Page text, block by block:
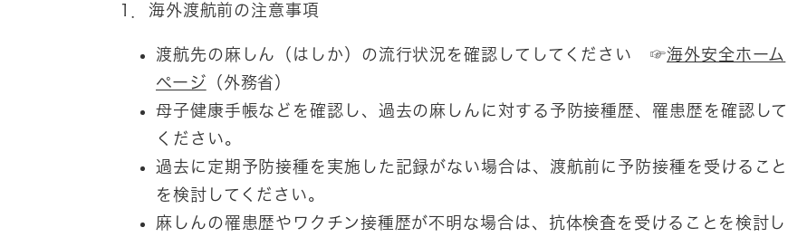
1．海外渡航前の注意事項
渡航先の麻しん（はしか）の流行状況を確認してしてください ☞海外安全ホーム
ページ （外務省）
母子健康手帳などを確認し、過去の麻しんに対する予防接種歴、罹患歴を確認して
ください。
過去に定期予防接種を実施した記録がない場合は、渡航前に予防接種を受けること
を検討してください。
麻しんの罹患歴やワクチン接種歴が不明な場合は、抗体検査を受けることを検討し